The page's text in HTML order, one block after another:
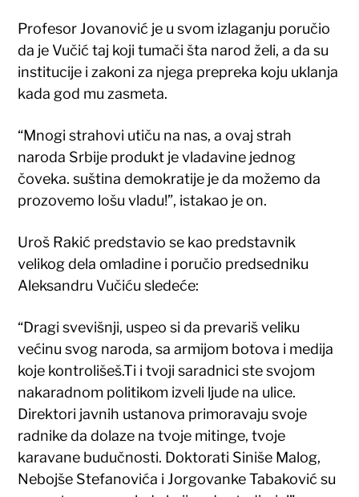
Profesor Jovanović je u svom izlaganju poručio
da je Vučić taj koji tumači šta narod želi, a da su
institucije i zakoni za njega prepreka koju uklanja
kada god mu zasmeta.
“Mnogi strahovi utiču na nas, a ovaj strah
naroda Srbije produkt je vladavine jednog
čoveka. suština demokratije je da možemo da
prozovemo lošu vladu!”, istakao je on.
Uroš Rakić predstavio se kao predstavnik
velikog dela omladine i poručio predsedniku
Aleksandru Vučiću sledeće:
“Dragi svevišnji, uspeo si da prevariš veliku
većinu svog naroda, sa armijom botova i medija
koje kontrolišeš.Ti i tvoji saradnici ste svojom
nakaradnom politikom izveli ljude na ulice.
Direktori javnih ustanova primoravaju svoje
radnike da dolaze na tvoje mitinge, tvoje
karavane budučnosti. Doktorati Siniše Malog,
Nebojše Stefanovića i Jorgovanke Tabaković su